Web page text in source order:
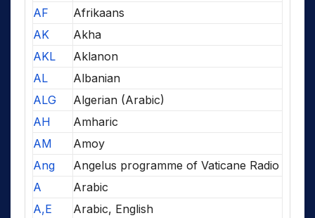
AF
Afrikaans
AK
Akha
AKL
Aklanon
AL
Albanian
ALG
Algerian (Arabic)
AH
Amharic
AM
Amoy
Ang
Angelus programme of Vaticane Radio
A
Arabic
A,E
Arabic, English